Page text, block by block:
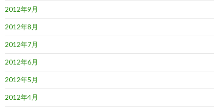
2012年9月
2012年8月
2012年7月
2012年6月
2012年5月
2012年4月